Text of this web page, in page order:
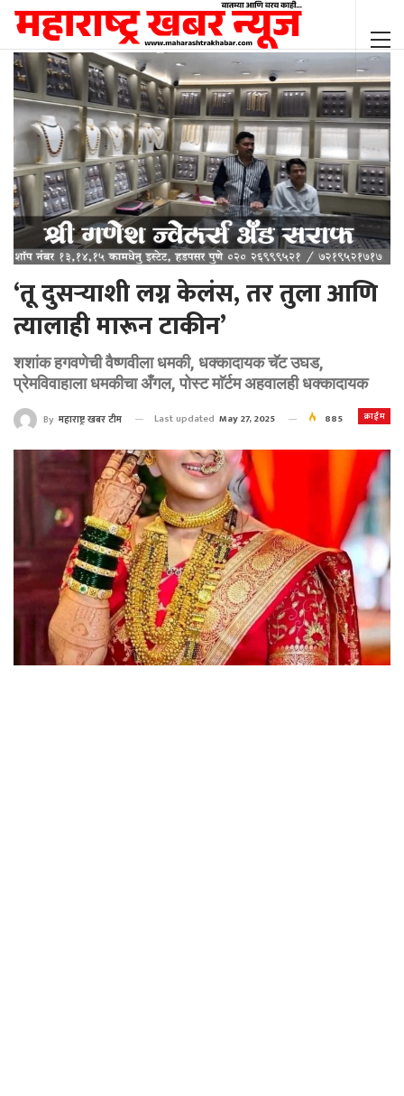
‘तू दुसऱ्याशी लग्न केलंस, तर तुला आणि
त्यालाही मारून टाकीन’
शशांक हगवणेची वैष्णवीला धमकी, धक्कादायक चॅट उघड,
प्रेमविवाहाला धमकीचा अँगल, पोस्ट माॅर्टम अहवालही धक्कादायक
क्राईम
By महाराष्ट्र खबर टीम Last updated May 27, 2025 885